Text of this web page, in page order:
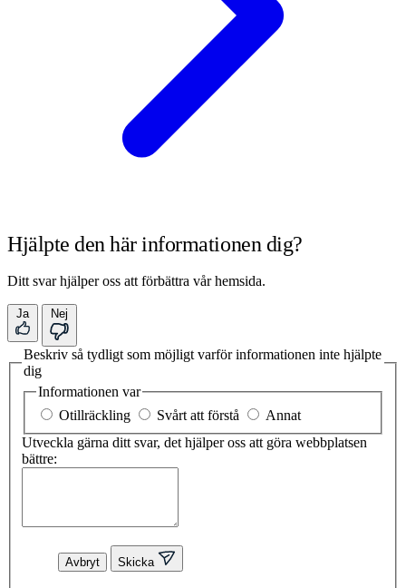
Hjälpte den här informationen dig?
Ditt svar hjälper oss att förbättra vår hemsida.
Ja Nej
Beskriv så tydligt som möjligt varför informationen inte hjälpte
dig
Informationen var
Otillräckling
Svårt att förstå
Annat
Utveckla gärna ditt svar, det hjälper oss att göra webbplatsen
bättre:
Avbryt Skicka